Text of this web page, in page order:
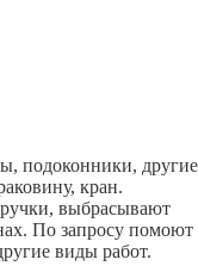
подоконники, другие
кран.
выбрасывают
По запросу помоют
виды работ.